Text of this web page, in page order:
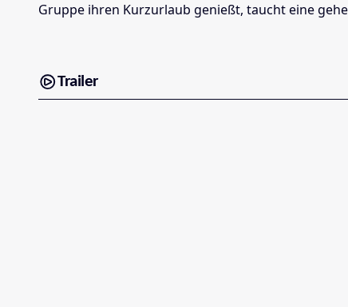
Gruppe ihren Kurzurlaub genießt, taucht eine
Trailer